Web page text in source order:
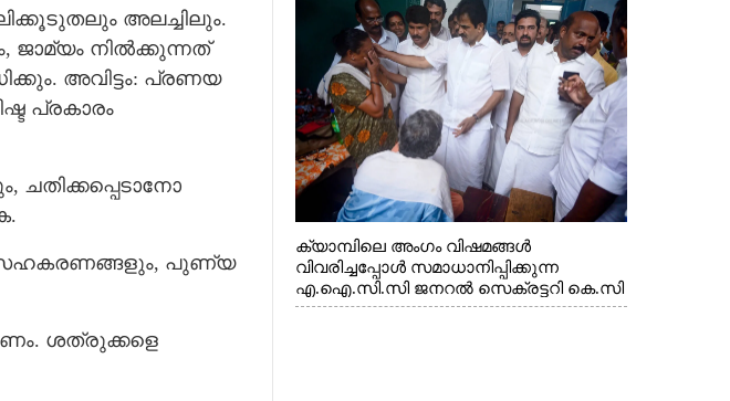
അലച്ചിലും.
നില്‍ക്കുന്നത്
അവിട്ടം: പ്രണയ
പ്രകാരം
സഹകരണങ്ങളും, പുണ്യ
ശത്രുക്കളെ
ജനറൽ സെക്രട്ടറി കെ.സി
വേണുഗോപാൽ എം.പി കുരുന്നിനെ
എടുത്ത് ലാളിച്ചപ്പോൾ. സഹകരണ-
എക്സൈസ് വകുപ്പ് മന്ത്രി എം. ലിജു,
കൃഷിവകുപ്പ് മന്ത്രി ടി. സിദ്ദിഖ്, റെജി
ചെറിയാൻ എം. എൽ. എ എന്നിവർ സമീപം
ക്യാമ്പിലെ അംഗം വിഷമങ്ങൾ
വിവരിച്ചപ്പോൾ സമാധാനിപ്പിക്കുന്ന
എ.ഐ.സി.സി ജനറൽ സെക്രട്ടറി കെ.സി
വേണുഗോപാൽ എം.പി. സഹകരണ-